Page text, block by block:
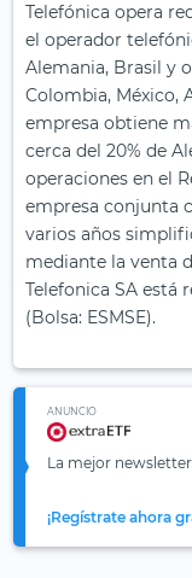
Telefónica opera
el operador
Alemania, Brasil y
Colombia, México,
empresa obtiene
cerca del 20% de
operaciones en el
empresa conjunta
varios años
mediante la venta
Telefonica SA está
(Bolsa: ESMSE).
ANUNCIO
La mejor
¡Regístrate ahora